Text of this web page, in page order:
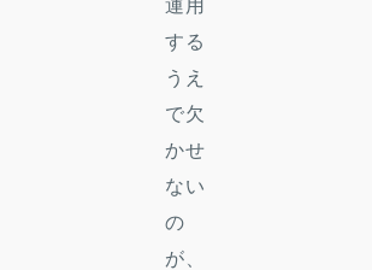
運用
する
うえ
で欠
かせ
ない
の
が、